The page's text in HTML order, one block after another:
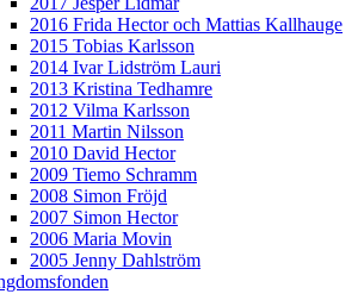
2016 Frida Hector och Mattias Kallhauge
2015 Tobias Karlsson
2014 Ivar Lidström Lauri
2013 Kristina Tedhamre
2012 Vilma Karlsson
2011 Martin Nilsson
2010 David Hector
2009 Tiemo Schramm
2008 Simon Fröjd
2007 Simon Hector
2006 Maria Movin
2005 Jenny Dahlström